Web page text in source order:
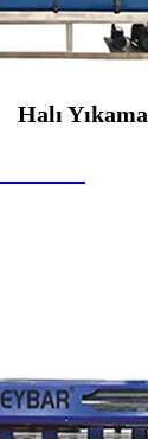
Halı Yıkama